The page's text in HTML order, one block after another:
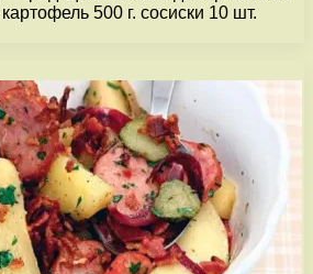
500 г. сосиски 10 шт.